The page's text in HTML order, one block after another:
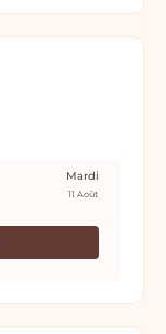
Mardi
11 Août